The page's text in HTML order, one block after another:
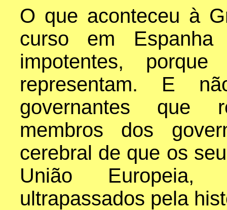
O que aconteceu à
curso em
impotentes,
representam. E
governantes que
membros dos
cerebral de que os
União Europeia,
ultrapassados pela